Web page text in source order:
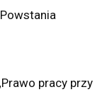
pracy przy